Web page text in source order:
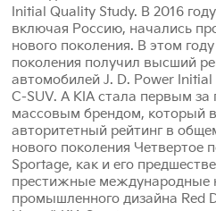
Initial Quality Study. В 2016
включая Россию, начались
нового поколения. В этом
поколения получил высший
автомобилей J. D. Power
C-SUV. А KIA стала первым за
массовым брендом, который
авторитетный рейтинг в
нового поколения Четвертое
Sportage, как и его
престижные международные
промышленного дизайна Red